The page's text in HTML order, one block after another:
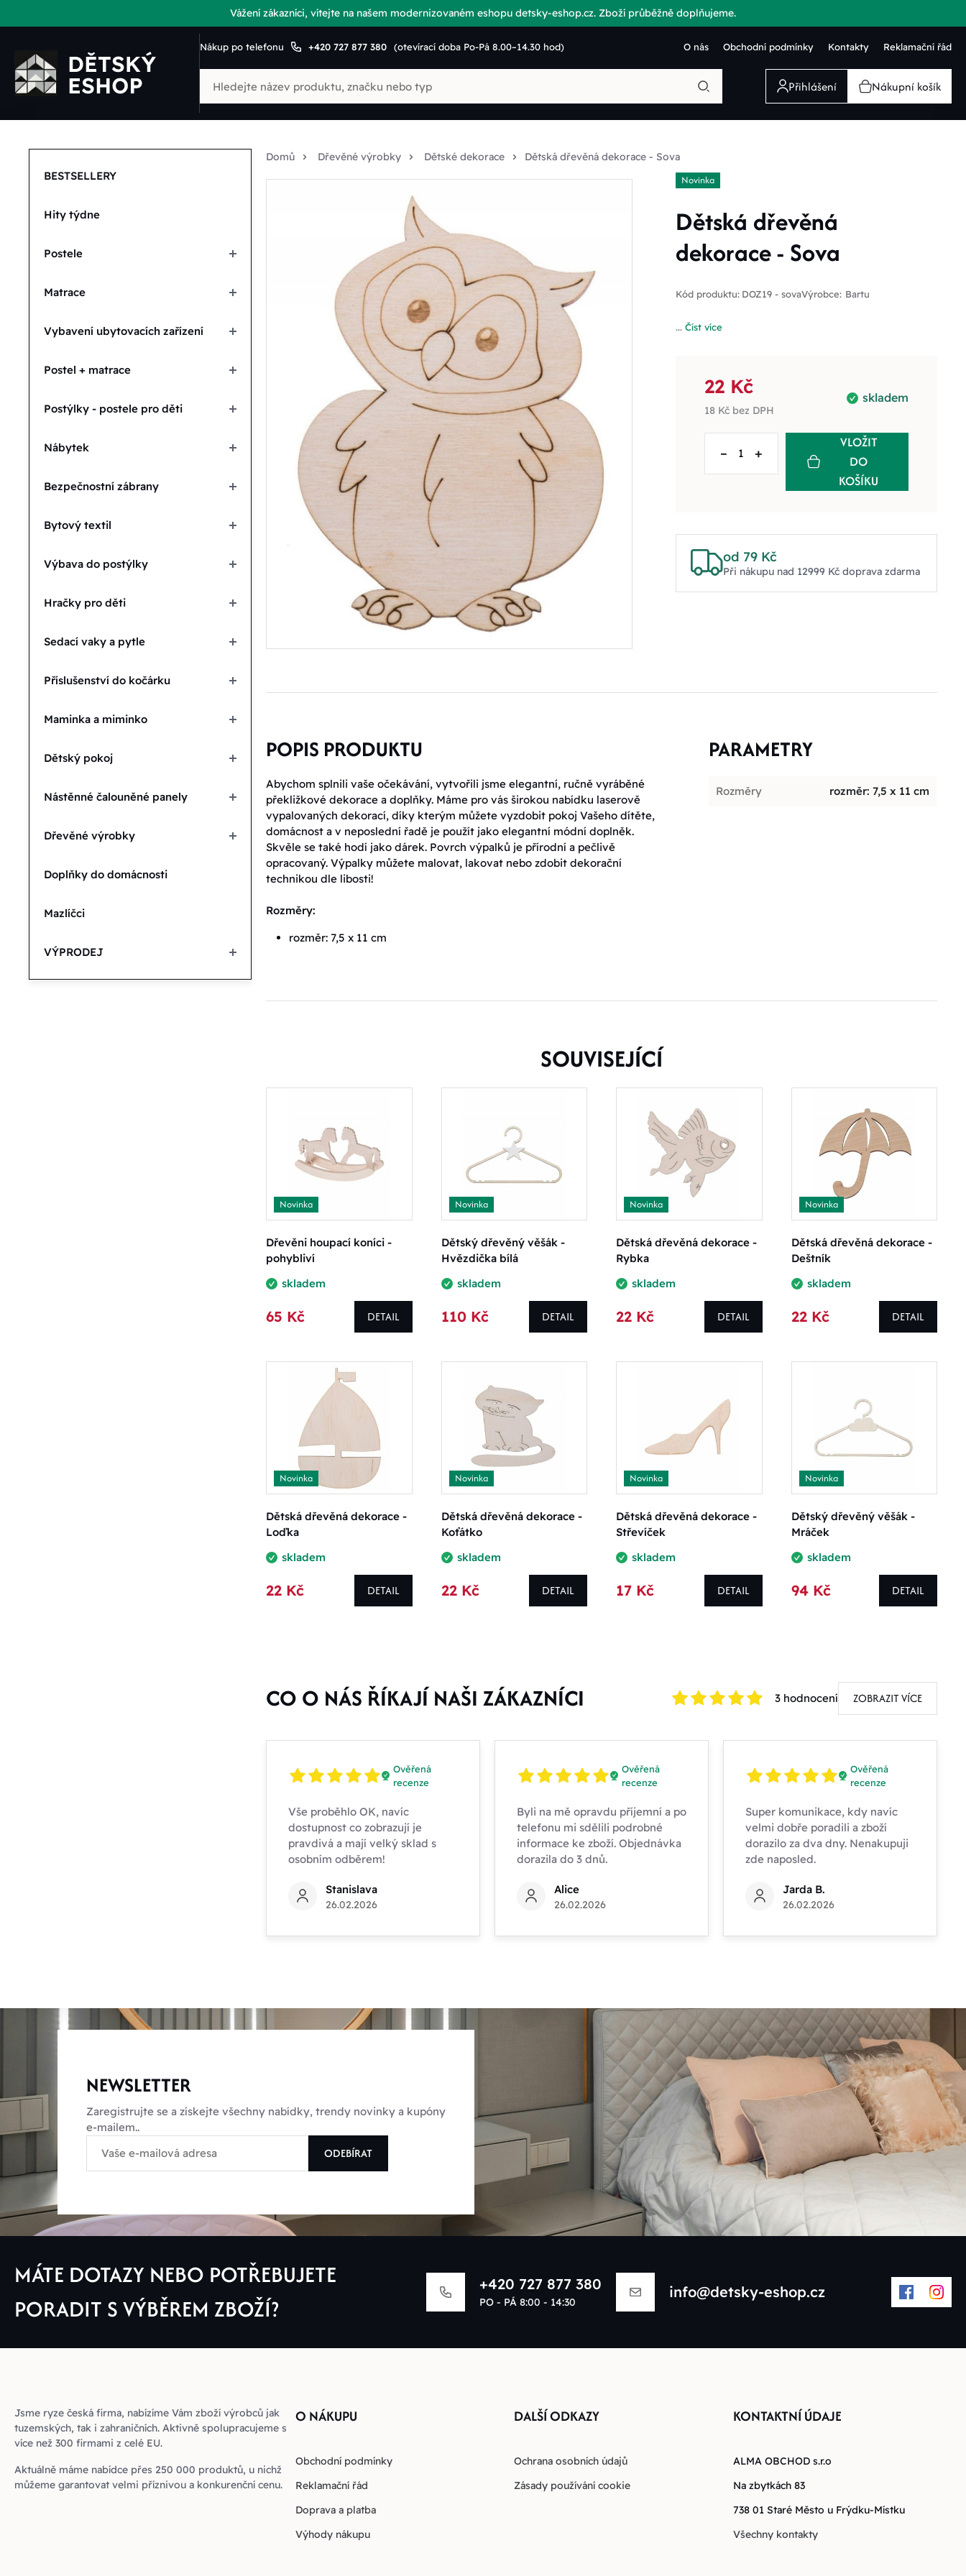
Vážení zákazníci, vítejte na našem modernizovaném eshopu detsky-eshop.cz. Zboží průběžně doplňujeme.
Nákup po telefonu +420 727 877 380 (otevírací doba Po-Pá 8.00–14.30 hod) O nás Obchodní podmínky Kontakty Reklamační řád
Přihlášení Nákupní košík
BESTSELLERY
Hity týdne
Postele
Matrace
Vybavení ubytovacích zařízení
Postel + matrace
Postýlky - postele pro děti
Nábytek
Bezpečnostní zábrany
Bytový textil
Výbava do postýlky
Hračky pro děti
Sedací vaky a pytle
Příslušenství do kočárku
Maminka a miminko
Dětský pokoj
Nástěnné čalouněné panely
Dřevěné výrobky
Doplňky do domácnosti
Mazlíčci
VÝPRODEJ
Domů Dřevěné výrobky Dětské dekorace Dětská dřevěná dekorace - Sova
Novinka
Dětská dřevěná
dekorace - Sova
Kód produktu: DOZ19 - sovaVýrobce: Bartu
... Číst více
skladem
22 Kč
18 Kčbez DPH
– +
VLOŽIT
DO
KOŠÍKU
od 79 Kč
Při nákupu nad 12999 Kč doprava zdarma
POPIS PRODUKTU
Abychom splnili vaše očekávání, vytvořili jsme elegantní, ručně vyráběné
překližkové dekorace a doplňky. Máme pro vás širokou nabídku laserově
vypalovaných dekorací, díky kterým můžete vyzdobit pokoj Vašeho dítěte,
domácnost a v neposlední řadě je použít jako elegantní módní doplněk.
Skvěle se také hodí jako dárek. Povrch výpalků je přírodní a pečlivě
opracovaný. Výpalky můžete malovat, lakovat nebo zdobit dekorační
technikou dle libosti!
Rozměry:
rozměr: 7,5 x 11 cm
PARAMETRY
Rozměry rozměr: 7,5 x 11 cm
SOUVISEJÍCÍ
Novinka
Dřevěni houpací koníci -
pohybliví
skladem
65 Kč DETAIL
Novinka
Dětský dřevěný věšák -
Hvězdička bílá
skladem
110 Kč DETAIL
Novinka
Dětská dřevěná dekorace -
Rybka
skladem
22 Kč DETAIL
Novinka
Dětská dřevěná dekorace -
Deštník
skladem
22 Kč DETAIL
Novinka
Dětská dřevěná dekorace -
Loďka
skladem
22 Kč DETAIL
Novinka
Dětská dřevěná dekorace -
Koťátko
skladem
22 Kč DETAIL
Novinka
Dětská dřevěná dekorace -
Střevíček
skladem
17 Kč DETAIL
Novinka
Dětský dřevěný věšák -
Mráček
skladem
94 Kč DETAIL
CO O NÁS ŘÍKAJÍ NAŠI ZÁKAZNÍCI 3 hodnocení ZOBRAZIT VÍCE
Ověřená
recenze
Vše proběhlo OK, navíc
dostupnost co zobrazují je
pravdivá a mají velký sklad s
osobním odběrem!
Stanislava
26.02.2026
Ověřená
recenze
Byli na mě opravdu příjemní a po
telefonu mi sdělili podrobné
informace ke zboží. Objednávka
dorazila do 3 dnů.
Alice
26.02.2026
Ověřená
recenze
Super komunikace, kdy navíc
velmi dobře poradili a zboží
dorazilo za dva dny. Nenakupuji
zde naposled.
Jarda B.
26.02.2026
NEWSLETTER
Zaregistrujte se a získejte všechny nabídky, trendy novinky a kupóny
e-mailem..
ODEBÍRAT
MÁTE DOTAZY NEBO POTŘEBUJETE
PORADIT S VÝBĚREM ZBOŽÍ?
+420 727 877 380
PO - PÁ 8:00 - 14:30
info@detsky-eshop.cz
Jsme ryze česká firma, nabízíme Vám zboží výrobců jak
tuzemských, tak i zahraničních. Aktivně spolupracujeme s
více než 300 firmami z celé EU.
Aktuálně máme nabídce přes 250 000 produktů, u nichž
můžeme garantovat velmi příznivou a konkurenční cenu.
O NÁKUPU
Obchodní podmínky
Reklamační řád
Doprava a platba
Výhody nákupu
DALŠÍ ODKAZY
Ochrana osobních údajů
Zásady používání cookie
KONTAKTNÍ ÚDAJE
ALMA OBCHOD s.r.o
Na zbytkách 83
738 01 Staré Město u Frýdku-Místku
Všechny kontakty